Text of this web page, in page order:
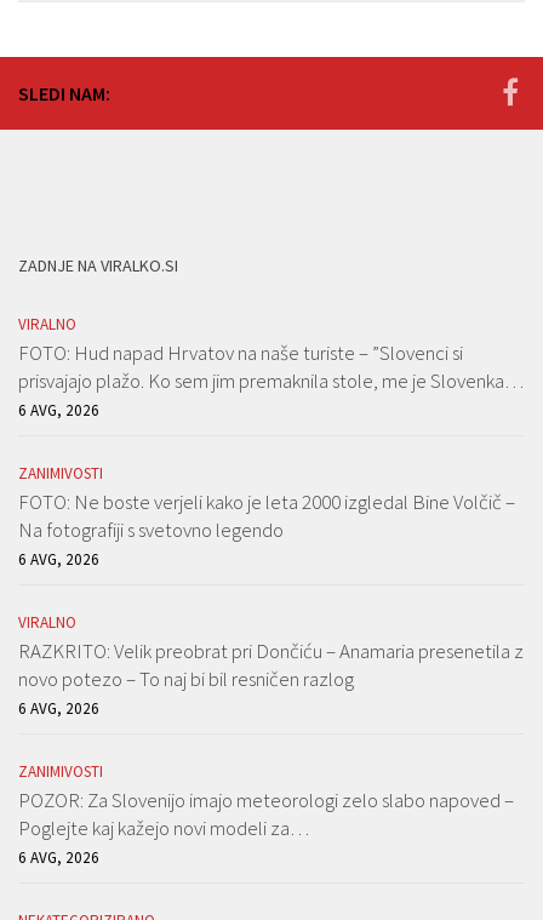
SLEDI NAM:
ZADNJE NA VIRALKO.SI
VIRALNO
FOTO: Hud napad Hrvatov na naše turiste – ”Slovenci si
prisvajajo plažo. Ko sem jim premaknila stole, me je Slovenka…
6 AVG, 2026
ZANIMIVOSTI
FOTO: Ne boste verjeli kako je leta 2000 izgledal Bine Volčič –
Na fotografiji s svetovno legendo
6 AVG, 2026
VIRALNO
RAZKRITO: Velik preobrat pri Dončiću – Anamaria presenetila z
novo potezo – To naj bi bil resničen razlog
6 AVG, 2026
ZANIMIVOSTI
POZOR: Za Slovenijo imajo meteorologi zelo slabo napoved –
Poglejte kaj kažejo novi modeli za…
6 AVG, 2026